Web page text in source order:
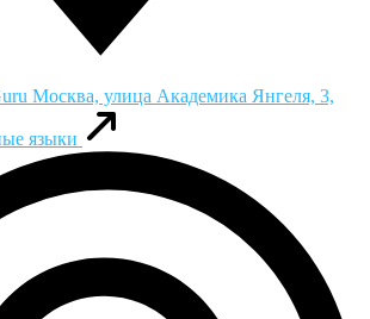
Москва, улица Академика Янгеля, 3,
языки